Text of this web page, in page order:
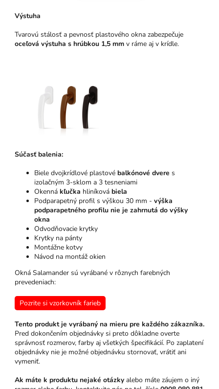
Výstuha
Tvarovú stálosť a pevnosť plastového okna zabezpečuje
oceľová výstuha s hrúbkou 1,5 mm v ráme aj v krídle.
Súčasť balenia:
Biele dvojkrídlové plastové balkónové dvere s
izolačným 3-sklom a 3 tesneniami
Okenná kľučka hliníková biela
Podparapetný profil s výškou 30 mm - výška
podparapetného profilu nie je zahrnutá do výšky
okna
Odvodňovacie krytky
Krytky na pánty
Montážne kotvy
Návod na montáž okien
Okná Salamander sú vyrábané v rôznych farebných
prevedeniach:
Pozrite si vzorkovník farieb
Tento produkt je vyrábaný na mieru pre každého zákazníka.
Pred dokončením objednávky si preto dôkladne overte
správnosť rozmerov, farby aj všetkých špecifikácií. Po zaplatení
objednávky nie je možné objednávku stornovať, vrátiť ani
vymeniť.
Ak máte k produktu nejaké otázky alebo máte záujem o iný